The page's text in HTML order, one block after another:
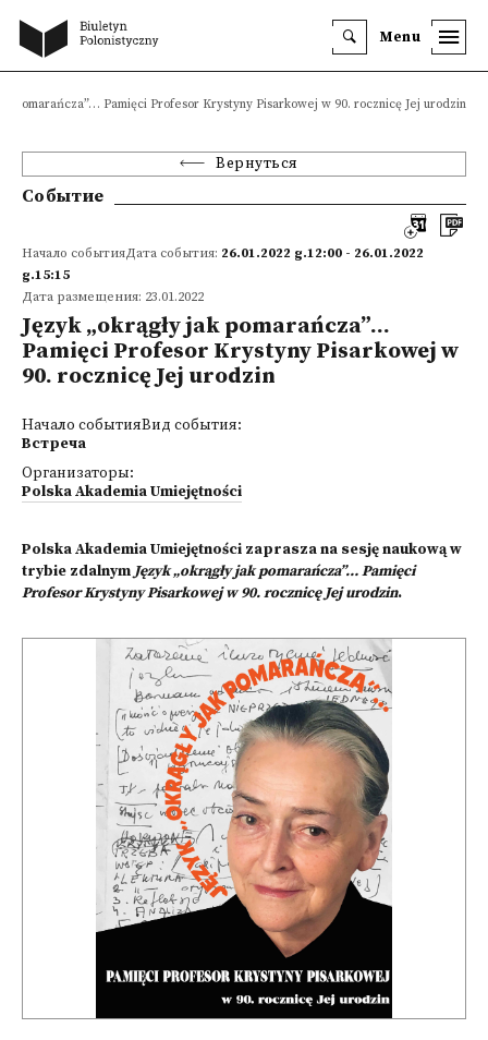
Menu
pomarańcza”… Pamięci Profesor Krystyny Pisarkowej w 90. rocznicę Jej urodzin
Вернуться
Событие
Начало событияДата события: 26.01.2022 g.12:00 - 26.01.2022
g.15:15
Дата размещения: 23.01.2022
Język „okrągły jak pomarańcza”…
Pamięci Profesor Krystyny Pisarkowej w
90. rocznicę Jej urodzin
Начало событияВид события:
Встреча
Организаторы:
Polska Akademia Umiejętności
Polska Akademia Umiejętności zaprasza na sesję naukową w
trybie zdalnymJęzyk „okrągły jak pomarańcza”… Pamięci
Profesor Krystyny Pisarkowej w 90. rocznicę Jej urodzin.